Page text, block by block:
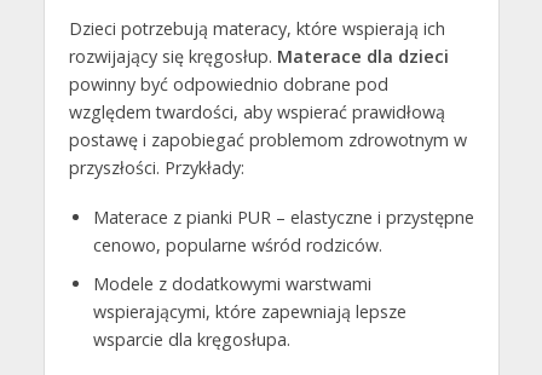
Dzieci potrzebują materacy, które wspierają ich
rozwijający się kręgosłup. Materace dla dzieci
powinny być odpowiednio dobrane pod
względem twardości, aby wspierać prawidłową
postawę i zapobiegać problemom zdrowotnym w
przyszłości. Przykłady:
Materace z pianki PUR – elastyczne i przystępne
cenowo, popularne wśród rodziców.
Modele z dodatkowymi warstwami
wspierającymi, które zapewniają lepsze
wsparcie dla kręgosłupa.